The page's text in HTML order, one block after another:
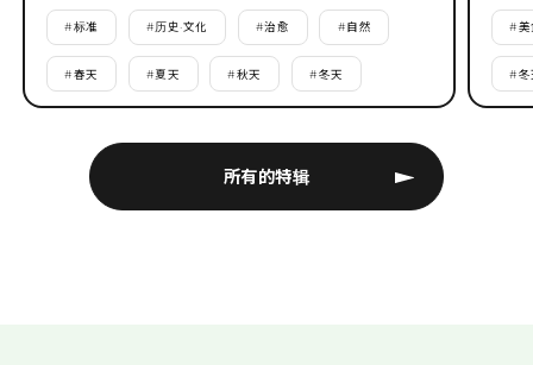
所有的特辑
#标准 #历史·文化 #治愈 #自然
#春天 #夏天 #秋天 #冬天
#美
#冬